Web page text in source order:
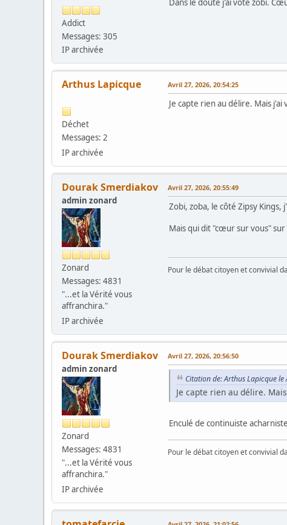
Addict
Messages: 305
IP archivée
Arthus Lapicque
Déchet
Messages: 2
IP archivée
Avril 27, 2026, 20:54:25
Je capte rien au délire. Mais
Dourak Smerdiakov
admin zonard
Zonard
Messages: 4831
"...et la Vérité vous
affranchira."
IP archivée
Avril 27, 2026, 20:55:49
Zobi, zoba, le côté Zipsy Kings,
Mais qui dit "cœur sur vous"
Pour le débat citoyen et convivial
Dourak Smerdiakov
admin zonard
Zonard
Messages: 4831
"...et la Vérité vous
affranchira."
IP archivée
Avril 27, 2026, 20:56:50
Citation de: Arthus Lapicque
Je capte rien au délire.
Enculé de continuiste
Pour le débat citoyen et convivial